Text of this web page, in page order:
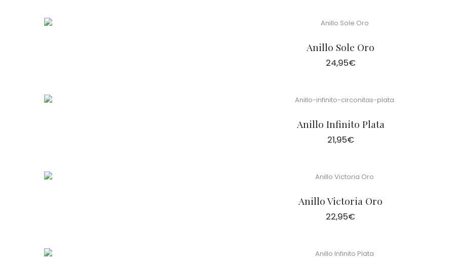
Anillo Sole Oro
24,95€
Anillo Infinito Plata
21,95€
Anillo Victoria Oro
22,95€